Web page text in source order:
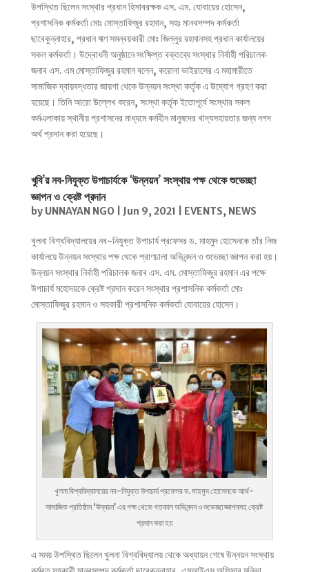
উপস্থিত ছিলেন সংস্থার প্রধান হিসাবরক্ষক এস. এম. যোবায়ের হোসেন,
প্রশাসনিক কর্মকর্তা মোঃ মোস্তাফিজুর রহমান, সহঃ মানবসম্পদ কর্মকর্তা
ছাবেকুন্নাহার, প্রধান ঋণ সমন্বয়কারী মোঃ জিল্লুর রহমানসহ প্রধান কার্যালয়ের
সকল কর্মকর্তা। উদ্বোধনী অনুষ্ঠানে সংক্ষিপ্ত বক্তব্যে সংস্থার নির্বাহী পরিচালক
জনাব এস. এম মোস্তাফিজুর রহমান বলেন, করোনা ভাইরাসের এ মহামারীতে
সামাজিক দ্বায়বদ্ধতার জায়গা থেকে উন্নয়ন সংস্থা কর্তৃক এ উদ্যোগ গ্রহণ করা
হয়েছে। তিনি আরো উল্লেখ করেন, সংস্থা কর্তৃক ইতোপূর্বে সংস্থার সকল
কর্মএলাকায় স্থানীয় প্রশাসনের মাধ্যমে কর্মহীন মানুষদের খাদ্যসহায়তার জন্য নগদ
অর্থ প্রদান করা হয়েছে।
খুবি’র নব-নিযুক্ত উপাচার্যকে ‘উন্নয়ন’ সংস্থার পক্ষ থেকে শুভেচ্ছা
জ্ঞাপন ও ক্রেষ্ট প্রদান
by UNNAYAN NGO| Jun 9, 2021 EVENTS, NEWS
খুলনা বিশ্ববিদ্যালয়ের নব-নিযুক্ত উপাচার্য প্রফেসর ড. মাহমুদ হোসেনকে তাঁর নিজ
কার্যালয়ে উন্নয়ন সংস্থার পক্ষ থেকে প্রাণঢালা অভিনন্দন ও শুভেচ্ছা জ্ঞাপন করা হয়।
উন্নয়ন সংস্থার নির্বাহী পরিচালক জনাব এস. এম. মোস্তাফিজুর রহমান এর পক্ষে
উপাচার্য মহোদয়কে ক্রেষ্ট প্রদান করেন সংস্থার প্রশাসনিক কর্মকর্তা মোঃ
মোস্তাফিজুর রহমান ও সহকারী প্রশাসনিক কর্মকর্তা যোবায়ের হোসেন।
খুলনা বিশ্ববিদ্যালয়ের নব-নিযুক্ত উপাচার্য প্রফেসর ড. মাহমুদ হোসেনকে আর্থ-
সামাজিক প্রতিষ্ঠান ‘উন্নয়ন’ এর পক্ষ থেকে গতকাল অভিনন্দন ও শুভেচ্ছা জ্ঞাপনসহ ক্রেষ্ট
প্রদান করা হয়
এ সময় উপস্থিত ছিলেন খুলনা বিশ্ববিদ্যালয় থেকে অধ্যায়ন শেষে উন্নয়ন সংস্থায়